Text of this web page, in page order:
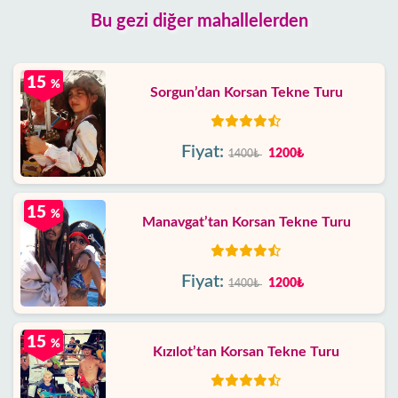
Bu gezi diğer mahallelerden
Sorgun’dan Korsan Tekne Turu
15 %
Fiyat: 1400₺ 1200₺
Manavgat’tan Korsan Tekne Turu
15 %
Fiyat: 1400₺ 1200₺
Kızılot’tan Korsan Tekne Turu
15 %